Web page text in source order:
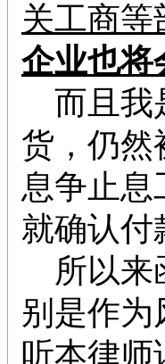
关工商
企业也将
而且我
货，仍然
息争止息
就确认付
所以来
别是作为
听本律师